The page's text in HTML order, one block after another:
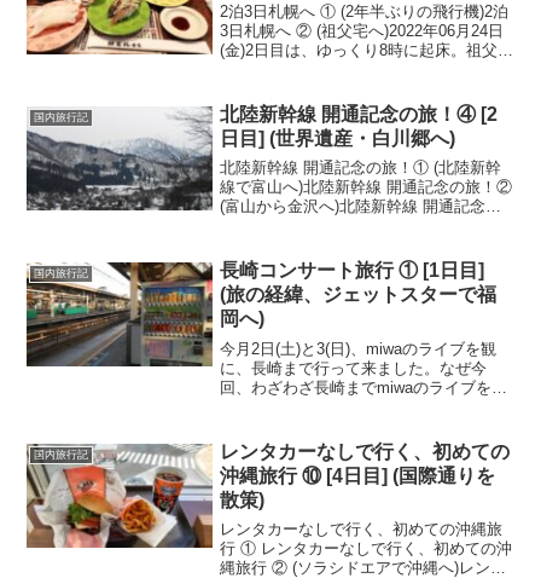
2泊3日札幌へ ① (2年半ぶりの飛行機)2泊
3日札幌へ ② (祖父宅へ)2022年06月24日
(金)2日目は、ゆっくり8時に起床。祖父
つも朝はバタバタしているので、こ...
国内旅行記
北陸新幹線 開通記念の旅！④ [2
日目] (世界遺産・白川郷へ)
北陸新幹線 開通記念の旅！① (北陸新幹
線で富山へ)北陸新幹線 開通記念の旅！②
(富山から金沢へ)北陸新幹線 開通記念の
て、時間が無いので急いで戻って来ま...
国内旅行記
長崎コンサート旅行 ① [1日目]
(旅の経緯、ジェットスターで福
岡へ)
今月2日(土)と3(日)、miwaのライブを観
に、長崎まで行って来ました。なぜ今
回、わざわざ長崎までmiwaのライブを観
からです。昨年末に横浜アリーナのライ
ブに参戦し...
国内旅行記
レンタカーなしで行く、初めての
沖縄旅行 ⑩ [4日目] (国際通りを
散策)
レンタカーなしで行く、初めての沖縄旅
行 ① レンタカーなしで行く、初めての沖
縄旅行 ② (ソラシドエアで沖縄へ)レンタ